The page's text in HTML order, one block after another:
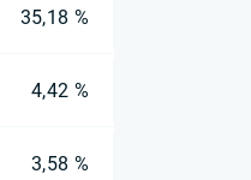
35,18 %
4,42 %
3,58 %